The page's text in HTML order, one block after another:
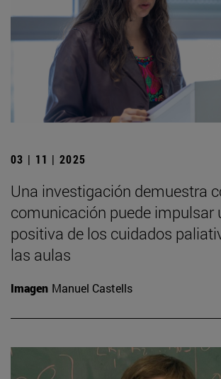
03 | 11 | 2025
Una investigación demuestra
comunicación puede impulsar
positiva de los cuidados
las aulas
Imagen Manuel Castells